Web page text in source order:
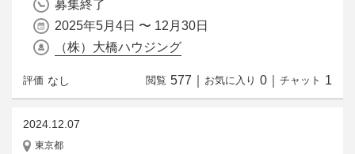
募集終了
2025年5月4日 〜 12月30日
（株）大橋ハウジング
評価 なし 閲覧 577 お気に入り 0 チャット 1
2024.12.07
東京都